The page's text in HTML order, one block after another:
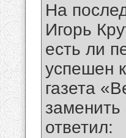
На
Игорь
есть ли
успешен
газета
ответил: